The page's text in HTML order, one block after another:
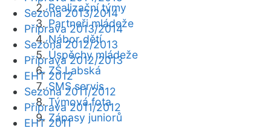
Realizační týmy
Partneři mládeže
Nábor dětí
Úspěchy mládeže
ZŠ Labská
SMS servis
Týmová fota
Zápasy juniorů
Sezóna 2013/2014
Příprava 2013/2014
Sezóna 2012/2013
Příprava 2012/2013
EHT 2012
Sezóna 2011/2012
Příprava 2011/2012
EHT 2011